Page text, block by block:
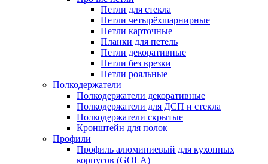
Петли для стекла
Петли четырёхшарнирные
Петли карточные
Планки для петель
Петли декоративные
Петли без врезки
Петли рояльные
Полкодержатели
Полкодержатели декоративные
Полкодержатели для ДСП и стекла
Полкодержатели скрытые
Кронштейн для полок
Профили
Профиль алюминиевый для кухонных
корпусов (GOLA)